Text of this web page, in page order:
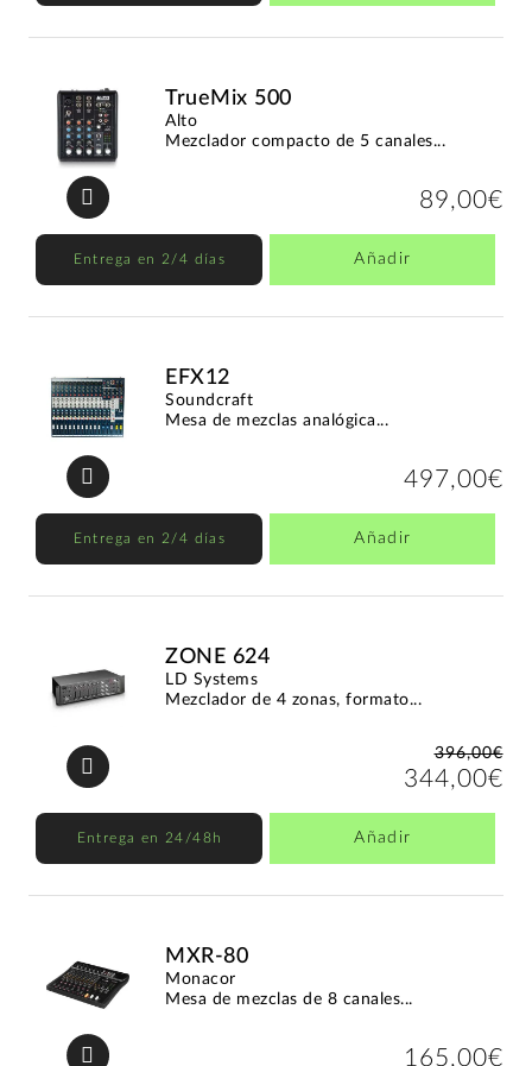
TrueMix 500
Alto
Mezclador compacto de 5 canales...
89,00€
Entrega en 2/4 días Añadir
EFX12
Soundcraft
Mesa de mezclas analógica...
497,00€
Entrega en 2/4 días Añadir
ZONE 624
LD Systems
Mezclador de 4 zonas, formato...
396,00€
344,00€
Entrega en 24/48h Añadir
MXR-80
Monacor
Mesa de mezclas de 8 canales...
165,00€